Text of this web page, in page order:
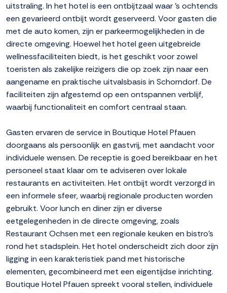
uitstraling. In het hotel is een ontbijtzaal waar 's ochtends
een gevarieerd ontbijt wordt geserveerd. Voor gasten die
met de auto komen, zijn er parkeermogelijkheden in de
directe omgeving. Hoewel het hotel geen uitgebreide
wellnessfaciliteiten biedt, is het geschikt voor zowel
toeristen als zakelijke reizigers die op zoek zijn naar een
aangename en praktische uitvalsbasis in Schorndorf. De
faciliteiten zijn afgestemd op een ontspannen verblijf,
waarbij functionaliteit en comfort centraal staan.
Gasten ervaren de service in Boutique Hotel Pfauen
doorgaans als persoonlijk en gastvrij, met aandacht voor
individuele wensen. De receptie is goed bereikbaar en het
personeel staat klaar om te adviseren over lokale
restaurants en activiteiten. Het ontbijt wordt verzorgd in
een informele sfeer, waarbij regionale producten worden
gebruikt. Voor lunch en diner zijn er diverse
eetgelegenheden in de directe omgeving, zoals
Restaurant Ochsen met een regionale keuken en bistro's
rond het stadsplein. Het hotel onderscheidt zich door zijn
ligging in een karakteristiek pand met historische
elementen, gecombineerd met een eigentijdse inrichting.
Boutique Hotel Pfauen spreekt vooral stellen, individuele